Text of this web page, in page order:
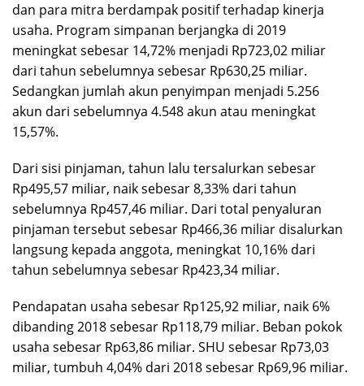
dan para mitra berdampak positif terhadap kinerja
usaha. Program simpanan berjangka di 2019
meningkat sebesar 14,72% menjadi Rp723,02 miliar
dari tahun sebelumnya sebesar Rp630,25 miliar.
Sedangkan jumlah akun penyimpan menjadi 5.256
akun dari sebelumnya 4.548 akun atau meningkat
15,57%.
Dari sisi pinjaman, tahun lalu tersalurkan sebesar
Rp495,57 miliar, naik sebesar 8,33% dari tahun
sebelumnya Rp457,46 miliar. Dari total penyaluran
pinjaman tersebut sebesar Rp466,36 miliar disalurkan
langsung kepada anggota, meningkat 10,16% dari
tahun sebelumnya sebesar Rp423,34 miliar.
Pendapatan usaha sebesar Rp125,92 miliar, naik 6%
dibanding 2018 sebesar Rp118,79 miliar. Beban pokok
usaha sebesar Rp63,86 miliar. SHU sebesar Rp73,03
miliar, tumbuh 4,04% dari 2018 sebesar Rp69,96 miliar.